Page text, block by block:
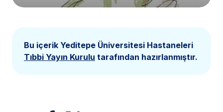
Bu içerik Yeditepe Üniversitesi Hastaneleri
Tıbbi Yayın Kurulu tarafından hazırlanmıştır.